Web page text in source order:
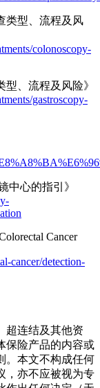
类型、流程及风
colonoscopy-
、流程及风险》
gastroscopy-
心的指引》
Cancer
cancer/detection-
超连结及其他资
保险产品的内容或
。本文不构成任何
，亦不应被视为专